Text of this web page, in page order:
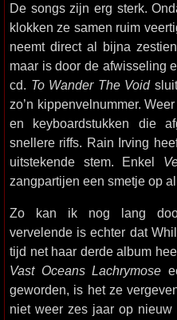
De songs zijn erg sterk.
klokken ze samen ruim
neemt direct al bijna
maar is door de afwisseling
cd. To Wander The Voidsluit
zo’n kippenvelnummer.
en keyboardstukken die
snellere riffs. Rain Irving
uitstekende stem. Enkel
zangpartijen een smetje op
Zo kan ik nog lang
vervelende is echter dat
tijd net haar derde album
Vast Oceans Lachrymose
geworden, is het ze
niet weer zes jaar op nieuw